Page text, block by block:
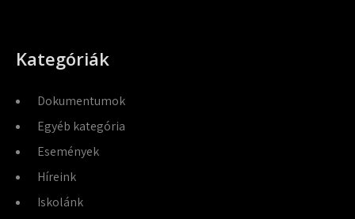
Kategóriák
Dokumentumok
Egyéb kategória
Események
Híreink
Iskolánk